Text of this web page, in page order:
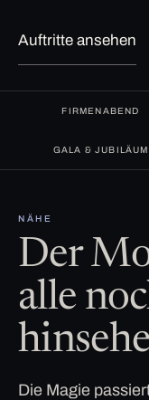
Auftritte ansehen
FIRMENABEND
GALA & JUBILÄUM
NÄHE
Der
alle
Die Magie